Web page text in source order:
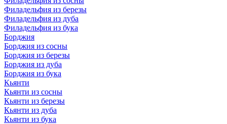
Филадельфия из березы
Филадельфия из дуба
Филадельфия из бука
Борджия
Борджия из сосны
Борджия из березы
Борджия из дуба
Борджия из бука
Кьянти
Кьянти из сосны
Кьянти из березы
Кьянти из дуба
Кьянти из бука